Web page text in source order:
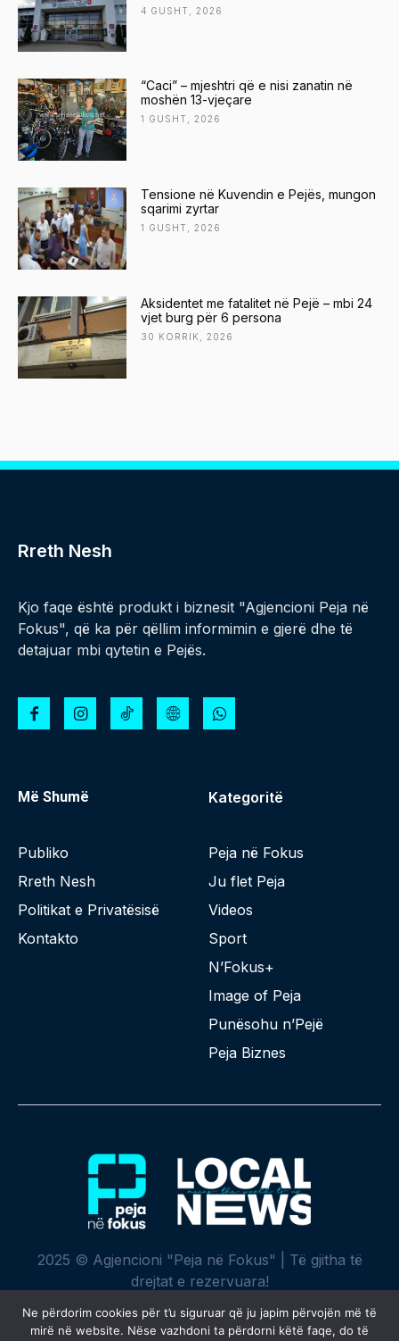
4 GUSHT, 2026
“Caci” – mjeshtri që e nisi zanatin në
moshën 13-vjeçare
1 GUSHT, 2026
Tensione në Kuvendin e Pejës, mungon
sqarimi zyrtar
1 GUSHT, 2026
Aksidentet me fatalitet në Pejë – mbi 24
vjet burg për 6 persona
30 KORRIK, 2026
Rreth Nesh
Kjo faqe është produkt i biznesit "Agjencioni Peja në
Fokus", që ka për qëllim informimin e gjerë dhe të
detajuar mbi qytetin e Pejës.
Më Shumë
Publiko
Rreth Nesh
Politikat e Privatësisë
Kontakto
Kategoritë
Peja në Fokus
Ju flet Peja
Videos
Sport
N’Fokus+
Image of Peja
Punësohu n’Pejë
Peja Biznes
2025 © Agjencioni "Peja në Fokus" | Të gjitha të
drejtat e rezervuara!
Ne përdorim cookies për t’u siguruar që ju japim përvojën më të
mirë në website. Nëse vazhdoni ta përdorni këtë faqe, do të